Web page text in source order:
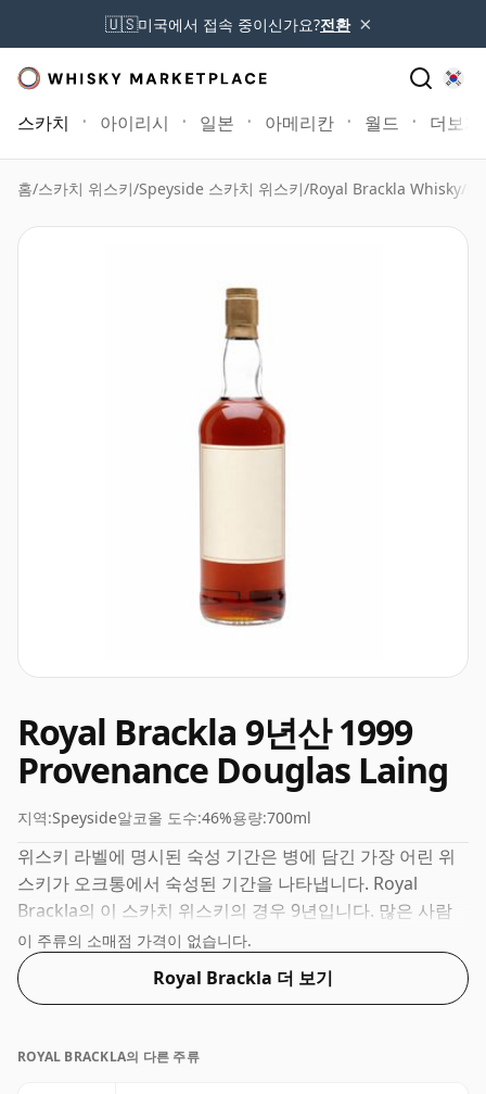
🇺🇸미국에서 접속 중이신가요?전환 ×
스카치 아이리시 일본 아메리칸 월드 더보기
홈/스카치 위스키/Speyside 스카치 위스키/Royal Brackla Whisky/
Royal Brackla 9년산 1999
Provenance Douglas Laing
지역:Speyside알코올 도수:46%용량:700ml
위스키 라벨에 명시된 숙성 기간은 병에 담긴 가장 어린 위
스키가 오크통에서 숙성된 기간을 나타냅니다. Royal
Brackla의 이 스카치 위스키의 경우 9년입니다. 많은 사람
들은 46%가 위스키의 '입 느낌'과 풍부한 풍미를 경험하기
에 좋은 ABV라고 생각합니다.
이 주류의 소매점 가격이 없습니다.
Royal Brackla 더 보기
ROYAL BRACKLA의 다른 주류